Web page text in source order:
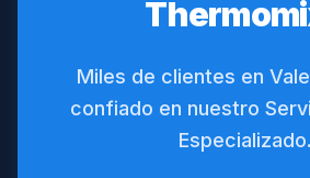
Miles de clientes en
confiado en nuestro
Especializado.